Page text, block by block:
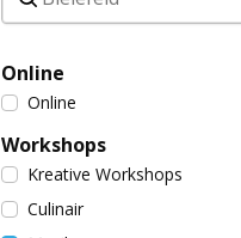
Online
Online
Workshops
Kreative Workshops
Culinair